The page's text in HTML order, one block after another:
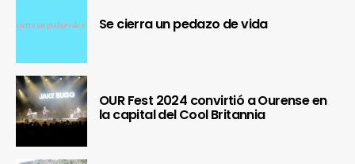
Se cierra un pedazo de vida
OUR Fest 2024 convirtió a Ourense en
la capital del Cool Britannia